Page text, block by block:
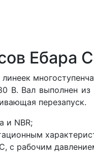
Ебара
В. Вал выполнен
перезапуск.
и NBR;
с рабочим